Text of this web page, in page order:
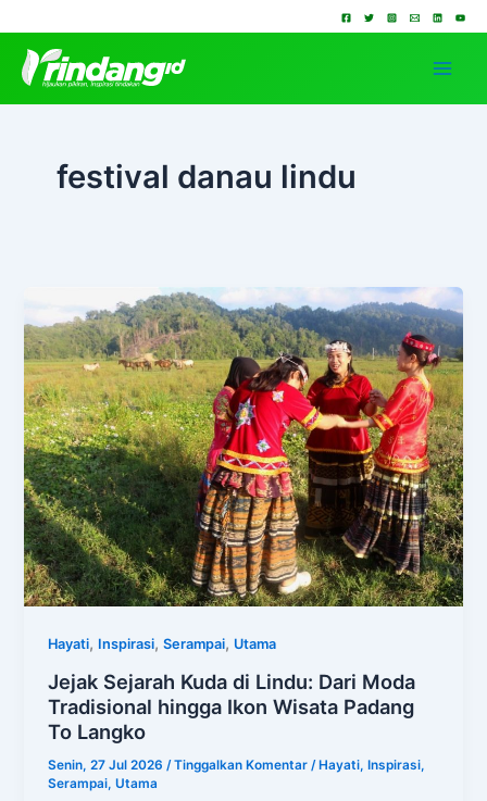
ke
konten
festival danau lindu
Hayati, Inspirasi,Serampai, Utama
Jejak Sejarah Kuda di Lindu: Dari Moda
Tradisional hingga Ikon Wisata Padang
To Langko
Senin, 27 Jul 2026 /Tinggalkan Komentar /Hayati,Inspirasi,
Serampai,Utama